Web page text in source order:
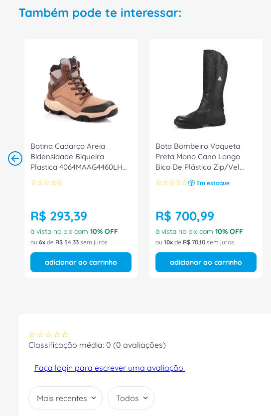
Também pode te interessar:
Botina Cadarço Areia
Bidensidade Biqueira
Plastica 4064MAAG4460LH
Tamanho 43 CA 40872
Bracol
☆☆☆☆☆
R$ 293,39
à vista no pix com 10% OFF
ou 6 de R$ 54,33 sem juros
adicionar ao carrinho
Bota Bombeiro Vaqueta
Preta Mono Cano Longo
Bico De Plástico Zip/Vel
6033BPBL4400LL Tamanho
43 CA 26556 Bracol
☆☆☆☆☆ Em estoque
R$ 700,99
à vista no pix com 10% OFF
ou 10 de R$ 70,10 sem juros
adicionar ao carrinho
☆ ☆ ☆ ☆ ☆
Classificação média: 0 (0 avaliações)
Faça login para escrever uma avaliação.
Mais recentes Todos